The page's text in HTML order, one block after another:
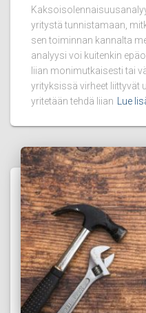
yritystä tunnistamaan,
sen toiminnan kannalta
analyysi voi kuitenkin
liian monimutkaisesti tai
yrityksissä virheet liittyvät
yritetään tehdä liian Lue